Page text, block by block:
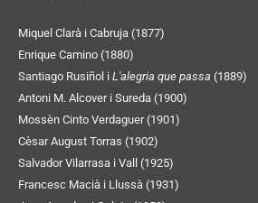
Miquel Clarà i Cabruja (1877)
Enrique Camino (1880)
Santiago Rusiñol i L'alegria que passa (1889)
Antoni M. Alcover i Sureda (1900)
Mossèn Cinto Verdaguer (1901)
Cèsar August Torras (1902)
Salvador Vilarrasa i Vall (1925)
Francesc Macià i Llussà (1931)